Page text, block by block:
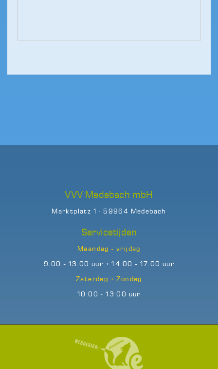
VVV Medebach mbH
Marktplatz 1 · 59964 Medebach
Servicetijden
Maandag - vrijdag
9:00 - 13:00 uur + 14:00 - 17:00 uur
Zaterdag + Zondag
10:00 - 13:00 uur